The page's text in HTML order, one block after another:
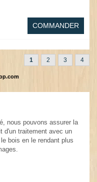
COMMANDER
1 2 3 4
nous pouvons assurer la
d'un traitement avec un
bois en le rendant plus